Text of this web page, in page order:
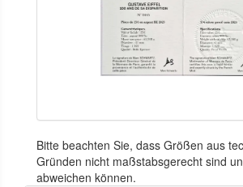
Bitte beachten Sie, dass Größen aus
Gründen nicht maßstabsgerecht sind
abweichen können.